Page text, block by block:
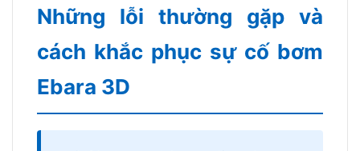
Những lỗi thường gặp và
cách khắc phục sự cố bơm
Ebara 3D